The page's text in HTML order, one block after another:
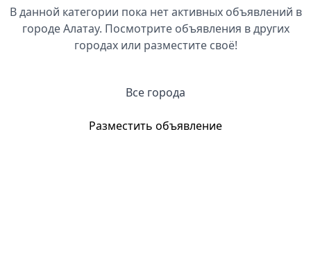
В данной категории пока нет активных объявлений в
городе Алатау. Посмотрите объявления в других
городах или разместите своё!
Все города
Разместить объявление